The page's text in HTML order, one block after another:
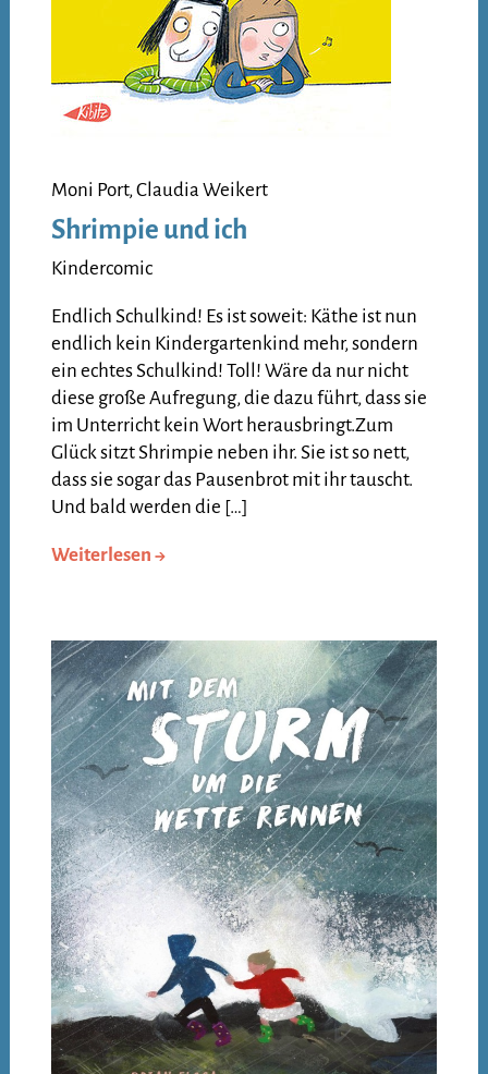
Moni Port, Claudia Weikert
Shrimpie und ich
Kindercomic
Endlich Schulkind! Es ist soweit: Käthe ist nun
endlich kein Kindergartenkind mehr, sondern
ein echtes Schulkind! Toll! Wäre da nur nicht
diese große Aufregung, die dazu führt, dass sie
im Unterricht kein Wort herausbringt.Zum
Glück sitzt Shrimpie neben ihr. Sie ist so nett,
dass sie sogar das Pausenbrot mit ihr tauscht.
Und bald werden die […]
Weiterlesen →